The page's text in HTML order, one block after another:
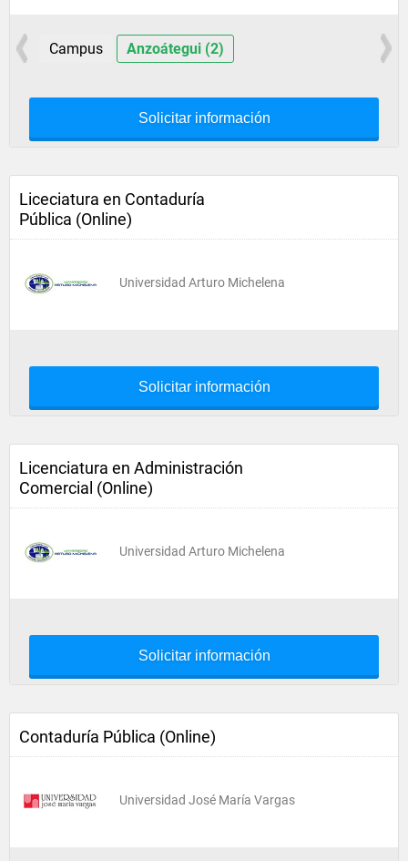
Campus Anzoátegui (2)
Solicitar información
Liceciatura en Contaduría
Pública (Online)
Universidad Arturo Michelena
Solicitar información
Licenciatura en Administración
Comercial (Online)
Universidad Arturo Michelena
Solicitar información
Contaduría Pública (Online)
Universidad José María Vargas